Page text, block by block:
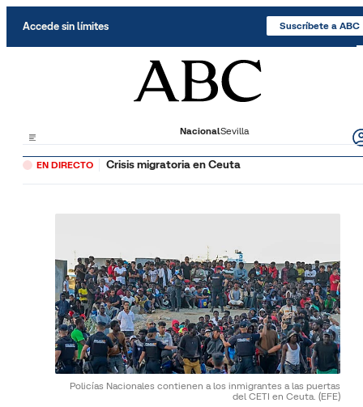
Accede sin límites Suscríbete a ABC
NacionalSevilla
EN DIRECTO Crisis migratoria en Ceuta
Policías Nacionales contienen a los inmigrantes a las puertas
del CETI en Ceuta. (EFE)